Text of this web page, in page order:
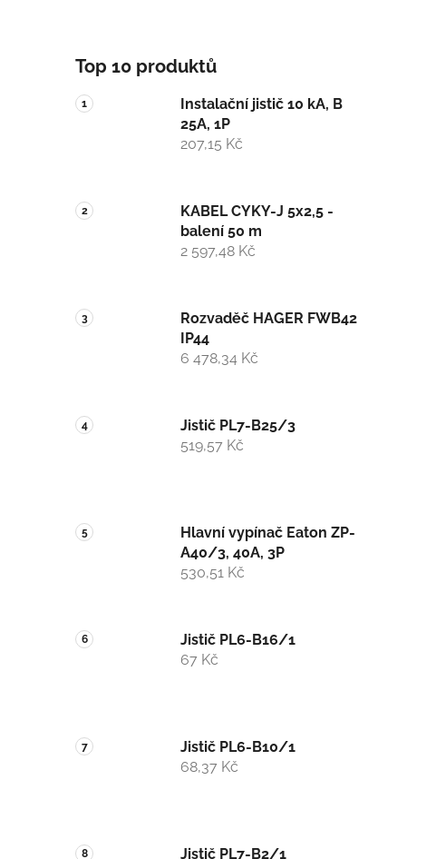
Top 10 produktů
Instalační jistič 10 kA, B
25A, 1P
207,15 Kč
KABEL CYKY-J 5x2,5 -
balení 50 m
2 597,48 Kč
Rozvaděč HAGER FWB42
IP44
6 478,34 Kč
Jistič PL7-B25/3
519,57 Kč
Hlavní vypínač Eaton ZP-
A40/3, 40A, 3P
530,51 Kč
Jistič PL6-B16/1
67 Kč
Jistič PL6-B10/1
68,37 Kč
Jistič PL7-B2/1